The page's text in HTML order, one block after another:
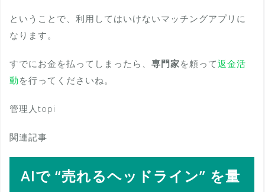
ということで、利用してはいけないマッチングアプリに
なります。
すでにお金を払ってしまったら、 専門家を頼って返金活
動 を行ってくださいね。
管理人topi
関連記事
AIで “売れるヘッドライン” を量